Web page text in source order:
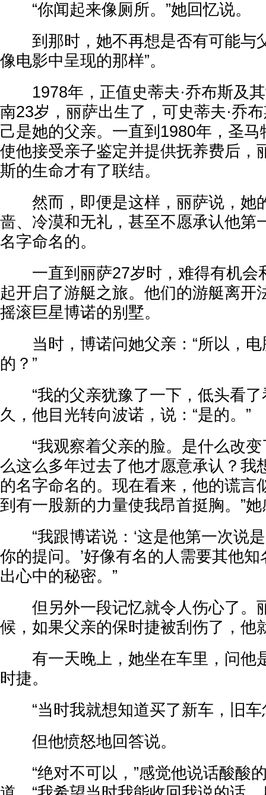
“你闻起来像厕所。”她回忆说。
到那时，她不再想是否有可能与
像电影中呈现的那样”。
1978年，正值史蒂夫·乔布斯及其
南23岁，丽萨出生了，可史蒂夫·乔
己是她的父亲。一直到1980年，圣
使他接受亲子鉴定并提供抚养费后，
斯的生命才有了联结。
然而，即便是这样，丽萨说，她
啬、冷漠和无礼，甚至不愿承认他第
名字命名的。
一直到丽萨27岁时，难得有机会
起开启了游艇之旅。他们的游艇离开
摇滚巨星博诺的别墅。
当时，博诺问她父亲：“所以，电
的？”
“我的父亲犹豫了一下，低头看了
久，他目光转向波诺，说：“是的。”
“我观察着父亲的脸。是什么改变
么这么多年过去了他才愿意承认？我
的名字命名的。现在看来，他的谎言
到有一股新的力量使我昂首挺胸。”
“我跟博诺说：‘这是他第一次说是
你的提问。’好像有名的人需要其他
出心中的秘密。”
但另外一段记忆就令人伤心了。
候，如果父亲的保时捷被刮伤了，他
有一天晚上，她坐在车里，问他
时捷。
“当时我就想知道买了新车，旧车
但他愤怒地回答说。
“绝对不可以，”感觉他说话酸酸